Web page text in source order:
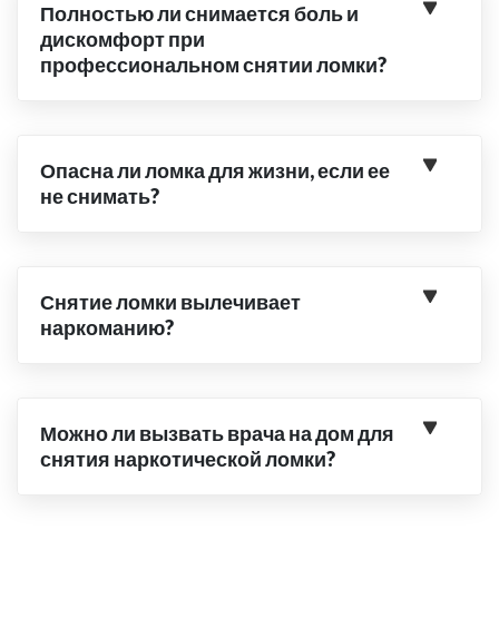
Полностью ли снимается боль и
дискомфорт при
профессиональном снятии ломки?
Опасна ли ломка для жизни, если ее
не снимать?
Снятие ломки вылечивает
наркоманию?
Можно ли вызвать врача на дом для
снятия наркотической ломки?